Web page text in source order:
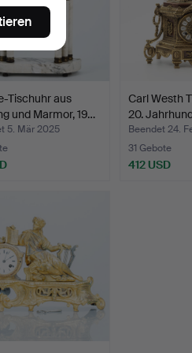
Tischuhr aus
und Marmor, 19…
5. Mär 2025
Carl Westh
20.
Beendet 24.
31 Gebote
412 USD